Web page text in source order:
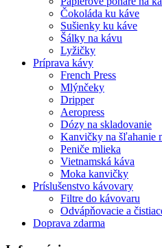
Čokoláda ku káve
Sušienky ku káve
Šálky na kávu
Lyžičky
Príprava kávy
French Press
Mlýnčeky
Dripper
Aeropress
Dózy na skladovanie
Kanvičky na šľahanie
Peniče mlieka
Vietnamská káva
Moka kanvičky
Príslušenstvo kávovary
Filtre do kávovaru
Odvápňovacie a
Doprava zdarma